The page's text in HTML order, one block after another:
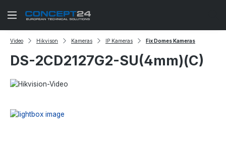
Zum Hauptinhalt springen
Video Hikvison Kameras IP Kameras Fix Domes Kameras
DS-2CD2127G2-SU(4mm)(C)